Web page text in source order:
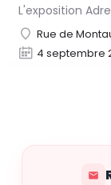
Rue de
4 septembre